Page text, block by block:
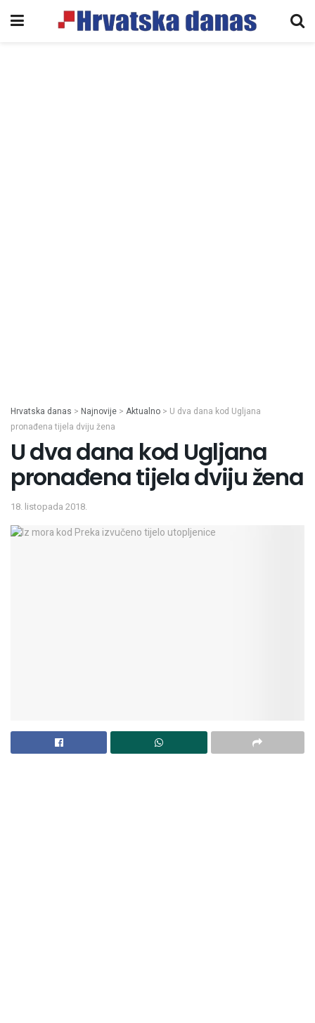
Hrvatska danas > Najnovije > Aktualno > U dva dana kod Ugljana
pronađena tijela dviju žena
U dva dana kod Ugljana
pronađena tijela dviju žena
18. listopada 2018.